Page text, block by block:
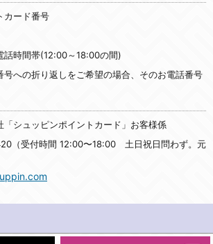
カード番号
話時間帯(12:00～18:00の間)
号への折り返しをご希望の場合、そのお電話番号
「シュッピンポイントカード」お客様係
（受付時間 12:00〜18:00 土日祝日問わず。元